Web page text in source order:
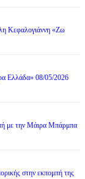
Κεφαλογιάννη «Ζω
Ελλάδα» 08/05/2026
με την Μάιρα Mπάρμπα
στην εκπομπή της